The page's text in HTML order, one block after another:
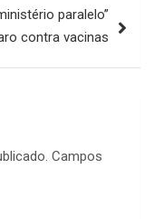
paralelo”
contra vacinas
Campos